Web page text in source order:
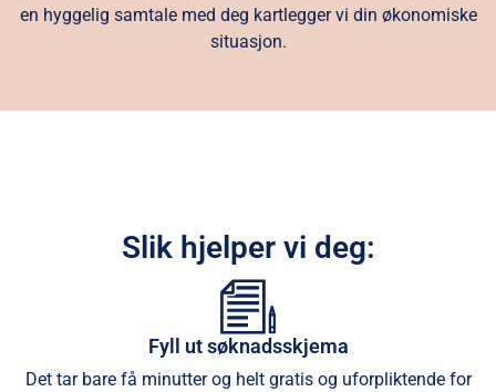
en hyggelig samtale med deg kartlegger vi din økonomiske
situasjon.
Slik hjelper vi deg:
Fyll ut søknadsskjema
Det tar bare få minutter og helt gratis og uforpliktende for